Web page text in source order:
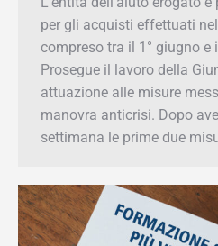
spese per gli acquisti
tempo compreso tra il 1°
2021. Prosegue il lavoro
per dare attuazione alle
dall’ultima manovra
approvato la scorsa
misure dell’indennità ai…